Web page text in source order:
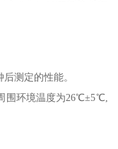
测定的性能。
围环境温度为26℃±5℃,